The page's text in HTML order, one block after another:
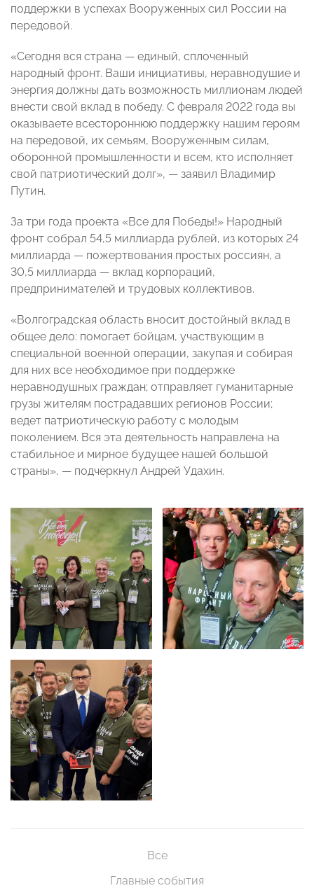
поддержки в успехах Вооруженных сил России на
передовой.
«Сегодня вся страна — единый, сплоченный
народный фронт. Ваши инициативы, неравнодушие и
энергия должны дать возможность миллионам людей
внести свой вклад в победу. С февраля 2022 года вы
оказываете всестороннюю поддержку нашим героям
на передовой, их семьям, Вооруженным силам,
оборонной промышленности и всем, кто исполняет
свой патриотический долг», — заявил Владимир
Путин.
За три года проекта «Все для Победы!» Народный
фронт собрал 54,5 миллиарда рублей, из которых 24
миллиарда — пожертвования простых россиян, а
30,5 миллиарда — вклад корпораций,
предпринимателей и трудовых коллективов.
«Волгоградская область вносит достойный вклад в
общее дело: помогает бойцам, участвующим в
специальной военной операции, закупая и собирая
для них все необходимое при поддержке
неравнодушных граждан; отправляет гуманитарные
грузы жителям пострадавших регионов России;
ведет патриотическую работу с молодым
поколением. Вся эта деятельность направлена на
стабильное и мирное будущее нашей большой
страны», — подчеркнул Андрей Удахин.
Все
Главные события